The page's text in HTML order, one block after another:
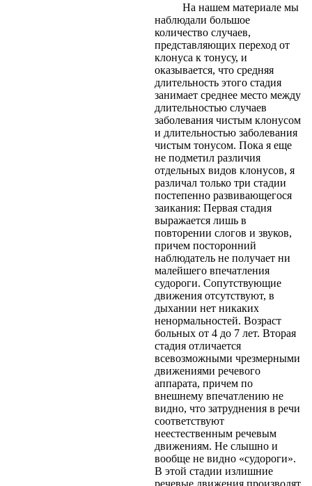
На нашем материале мы
наблюдали большое
количество случаев,
представляющих переход от
клонуса к тонусу, и
оказывается, что средняя
длительность этого стадия
занимает среднее место между
длительностью случаев
заболевания чистым клонусом
и длительностью заболевания
чистым тонусом. Пока я еще
не подметил различия
отдельных видов клонусов, я
различал только три стадии
постепенно развивающегося
заикания: Первая стадия
выражается лишь в
повторении слогов и звуков,
причем посторонний
наблюдатель не получает ни
малейшего впечатления
судороги. Сопутствующие
движения отсутствуют, в
дыхании нет никаких
ненормальностей. Возраст
больных от 4 до 7 лет. Вторая
стадия отличается
всевозможными чрезмерными
движениями речевого
аппарата, причем по
внешнему впечатлению не
видно, что затруднения в речи
соответствуют
неестественным речевым
движениям. Не слышно и
вообще не видно «судороги».
В этой стадии излишние
речевые движения производят